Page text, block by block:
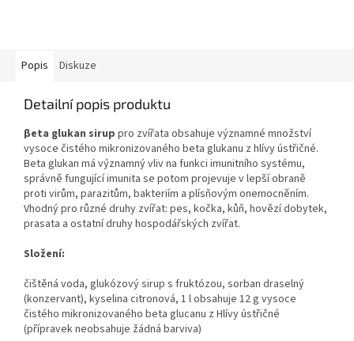
Popis Diskuze
Detailní popis produktu
βeta glukan sirup pro zvířata obsahuje významné množství
vysoce čistého mikronizovaného beta glukanu z hlívy ústřičné.
Beta glukan má významný vliv na funkci imunitního systému,
správně fungující imunita se potom projevuje v lepší obraně
proti virům, parazitům, bakteriím a plísňovým onemocněním.
Vhodný pro různé druhy zvířat: pes, kočka, kůň, hovězí dobytek,
prasata a ostatní druhy hospodářských zvířat.
Složení:
čištěná voda, glukózový sirup s fruktózou, sorban draselný
(konzervant), kyselina citronová, 1 l obsahuje 12 g vysoce
čistého mikronizovaného beta glucanu z Hlívy ústřičné
(přípravek neobsahuje žádná barviva)